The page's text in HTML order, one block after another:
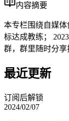
内容摘要
本专栏围绕自媒
标达成教练；
群，群里随时分享
最近更新
订阅后解锁
2024/02/07